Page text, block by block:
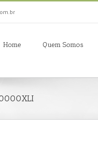
Home Quem Somos